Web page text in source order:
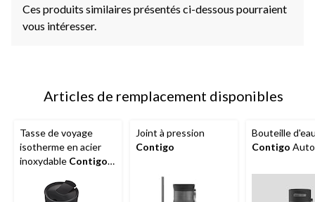
Ces produits similaires présentés ci-dessous pourraient
vous intéresser.
Articles de remplacement disponibles
Tasse de voyage
isotherme en acier
inoxydable Contigo
couvercle, gris, 20 oz
Joint à pression
Contigo
Bouteille
Contigo